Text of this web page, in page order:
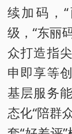
续加码，
级，“东丽
众打造指
申即享等
基层服务
态化“陪群